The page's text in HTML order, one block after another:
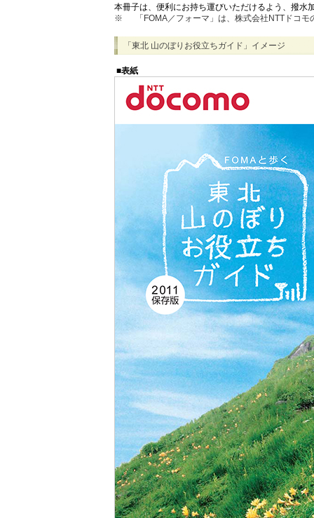
本冊子は、便利にお持ち運びいただけるよう、撥水
※
「FOMA／フォーマ」は、株式会社NTTドコ
「東北 山のぼりお役立ちガイド」イメージ
■表紙